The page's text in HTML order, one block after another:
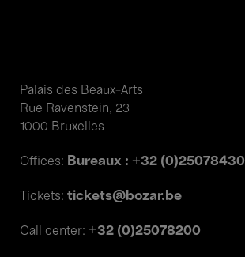
Palais des Beaux-Arts
Rue Ravenstein, 23
1000 Bruxelles
Offices: Bureaux : +32 (0)25078430
Tickets: tickets@bozar.be
Call center: +32 (0)25078200